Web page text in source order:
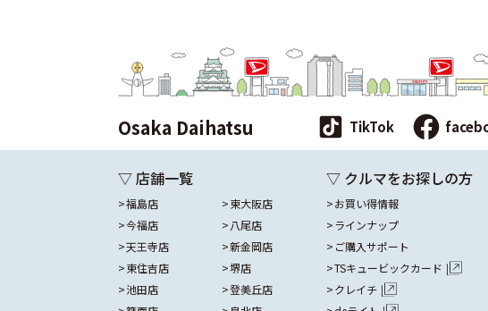
Osaka Daihatsu TikTok
▽ 店舗一覧
福島店
今福店
天王寺店
東住吉店
池田店
東大阪店
八尾店
新金岡店
堺店
登美丘店
▽ クルマをお探しの方
お買い得情報
ラインナップ
ご購入サポート
TSキュービックカード
クレイチ